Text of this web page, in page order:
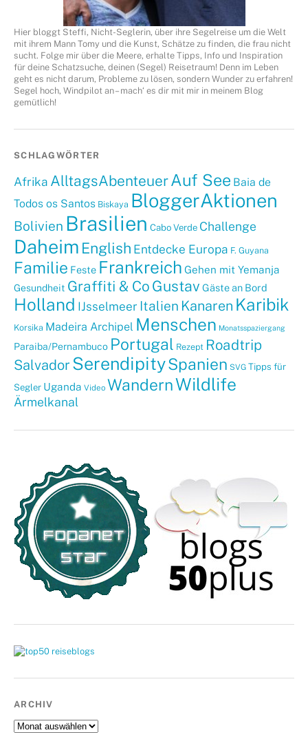
Hier bloggt Steffi, Nicht-Seglerin, über ihre Segelreise um die Welt
mit ihrem Mann Tomy und die Kunst, Schätze zu finden, die frau nicht
sucht. Folge mir über die Meere, erhalte Tipps, Info und Inspiration
für deine Schatzsuche, deinen (Segel) Reisetraum! Denn im Leben
geht es nicht darum, Probleme zu lösen, sondern Wunder zu erfahren!
Segel hoch, Windpilot an – mach‘ es dir mit mir in meinem Blog
gemütlich!
SCHLAGWÖRTER
Afrika AlltagsAbenteuerAuf See Baia de
Todos os Santos Biskaya BloggerAktionen
Bolivien Brasilien Cabo Verde Challenge
Daheim English Entdecke Europa F. Guyana
Familie Feste Frankreich Gehen mit Yemanja
Gesundheit Graffiti & Co Gustav Gäste an Bord
Holland IJsselmeer Italien Kanaren Karibik
Korsika Madeira Archipel Menschen Monatsspaziergang
Paraiba/Pernambuco Portugal Rezept Roadtrip
Salvador SerendipitySpanien SVG Tipps für
Segler Uganda Video WandernWildlife
Ärmelkanal
ARCHIV
Archiv